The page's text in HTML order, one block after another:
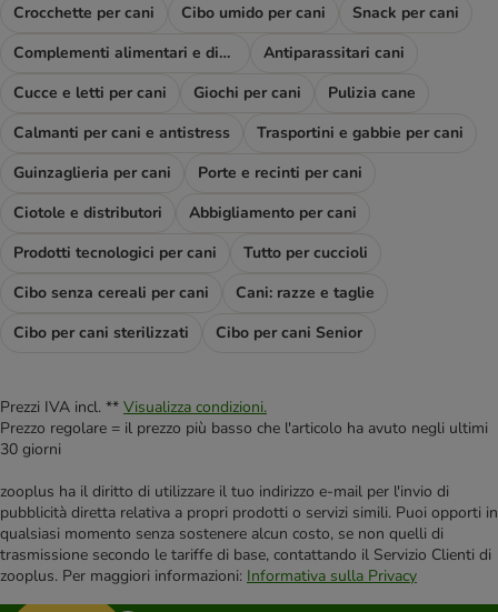
Crocchette per cani Cibo umido per cani
Snack per cani
Complementi alimentari e diete
Antiparassitari cani
Cucce e letti per cani
Giochi per cani
Pulizia cane
Calmanti per cani e antistress
Trasportini e gabbie per cani
Guinzaglieria per cani
Porte e recinti per cani
Ciotole e distributori
Abbigliamento per cani
Prodotti tecnologici per cani
Tutto per cuccioli
Cibo senza cereali per cani
Cani: razze e taglie
Cibo per cani sterilizzati
Cibo per cani Senior
Prezzi IVA incl. ** Visualizza condizioni.
Prezzo regolare = il prezzo più basso che l'articolo ha avuto negli ultimi
30 giorni
zooplus ha il diritto di utilizzare il tuo indirizzo e-mail per l'invio di
pubblicità diretta relativa a propri prodotti o servizi simili. Puoi opporti in
qualsiasi momento senza sostenere alcun costo, se non quelli di
trasmissione secondo le tariffe di base, contattando il Servizio Clienti di
zooplus. Per maggiori informazioni: Informativa sulla Privacy